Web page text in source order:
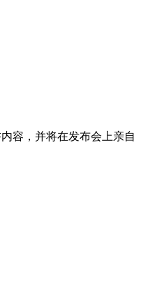
容，并将在发布会上亲自